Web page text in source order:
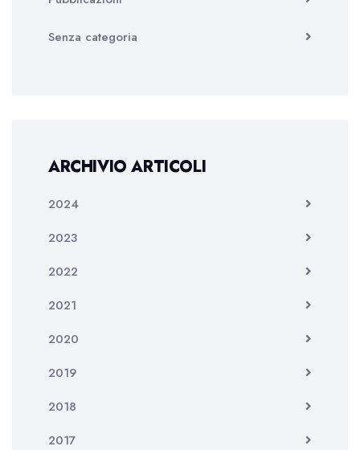
Senza categoria
ARCHIVIO ARTICOLI
2024
2023
2022
2021
2020
2019
2018
2017